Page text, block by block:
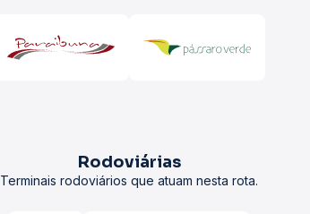
Rodoviárias
Terminais rodoviários que atuam nesta rota.